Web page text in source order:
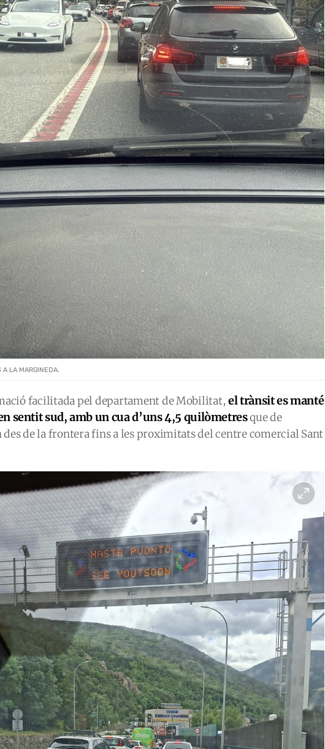
A LA MARGINEDA.
facilitada pel departament de Mobilitat,el trànsit es manté
sentit sud, amb un cua d’uns 4,5 quilòmetresque de
des de la frontera fins a les proximitats del centre comercial Sant